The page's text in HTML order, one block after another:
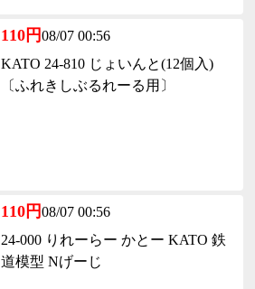
110円08/07 00:56
KATO 24-810 じょいんと(12個入)
〔ふれきしぶるれーる用〕
110円08/07 00:56
24-000 りれーらー かとー KATO 鉄
道模型 Nげーじ